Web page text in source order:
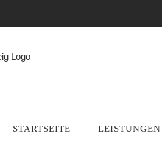
STARTSEITE LEISTUNGEN